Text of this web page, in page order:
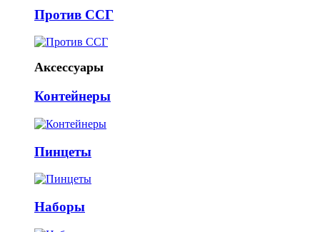
Против ССГ
Аксессуары
Контейнеры
Пинцеты
Наборы